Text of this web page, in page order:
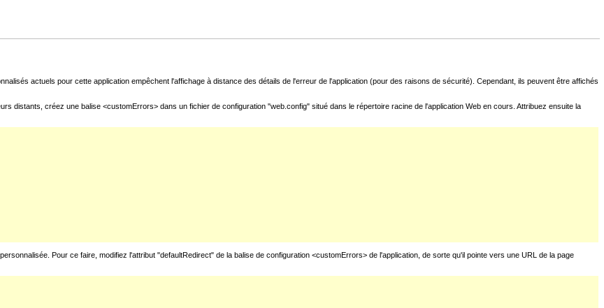
actuels pour cette application empêchent l'affichage à distance des détails de l'erreur de l'application (pour des raisons de sécurité). Cependant, ils peuvent être affichés
distants, créez une balise <customErrors> dans un fichier de configuration "web.config" situé dans le répertoire racine de l'application Web en cours. Attribuez ensuite la
Pour ce faire, modifiez l'attribut "defaultRedirect" de la balise de configuration <customErrors> de l'application, de sorte qu'il pointe vers une URL de la page